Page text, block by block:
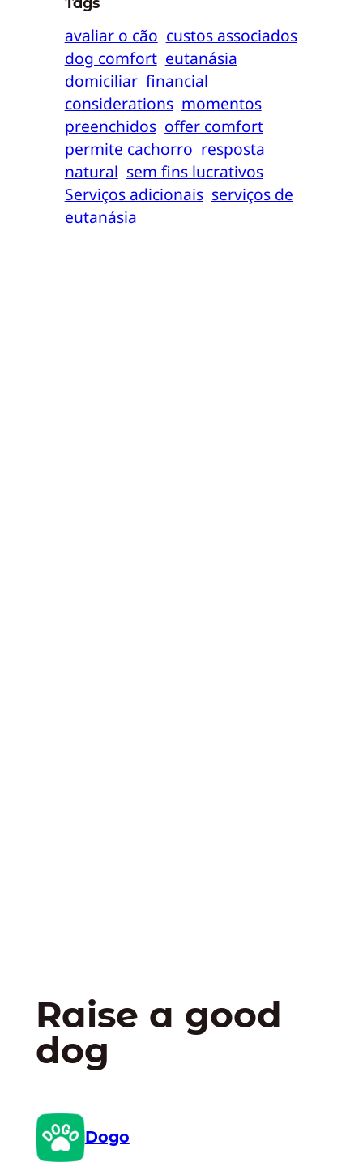
avaliar o cão custos associados
dog comfort eutanásia
domiciliar financial
considerations momentos
preenchidos offer comfort
permite cachorro resposta
natural sem fins lucrativos
Serviços adicionais serviços de
eutanásia
Raise a good
dog
Dogo